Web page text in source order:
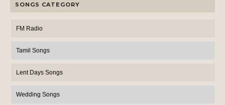
SONGS CATEGORY
FM Radio
Tamil Songs
Lent Days Songs
Wedding Songs